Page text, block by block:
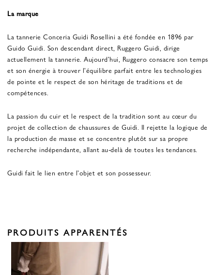
La marque
La tannerie Conceria Guidi Rosellini a été fondée en 1896 par
Guido Guidi. Son descendant direct, Ruggero Guidi, dirige
actuellement la tannerie. Aujourd'hui, Ruggero consacre son temps
et son énergie à trouver l'équilibre parfait entre les technologies
de pointe et le respect de son héritage de traditions et de
compétences.
La passion du cuir et le respect de la tradition sont au cœur du
projet de collection de chaussures de Guidi. Il rejette la logique de
la production de masse et se concentre plutôt sur sa propre
recherche indépendante, allant au-delà de toutes les tendances.
Guidi fait le lien entre l'objet et son possesseur.
PRODUITS APPARENTÉS